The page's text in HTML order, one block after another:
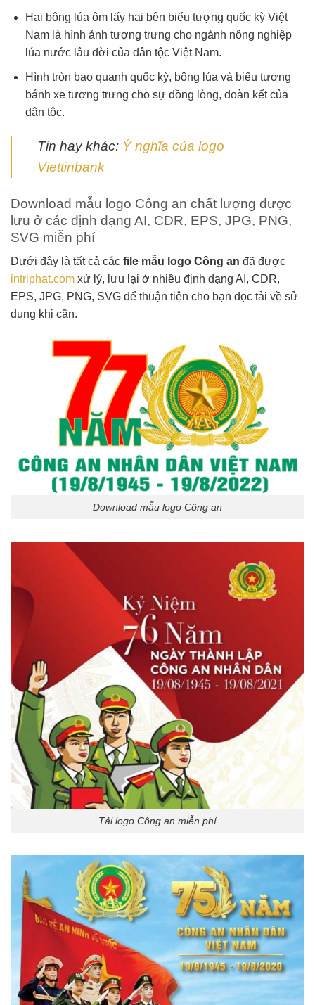
Hai bông lúa ôm lấy hai bên biểu tượng quốc kỳ Việt
Nam là hình ảnh tượng trưng cho ngành nông nghiệp
lúa nước lâu đời của dân tộc Việt Nam.
Hình tròn bao quanh quốc kỳ, bông lúa và biểu tượng
bánh xe tượng trưng cho sự đồng lòng, đoàn kết của
dân tộc.
Tin hay khác: Ý nghĩa của logo
Viettinbank
Download mẫu logo Công an chất lượng được
lưu ở các định dạng AI, CDR, EPS, JPG, PNG,
SVG miễn phí
Dưới đây là tất cả các file mẫu logo Công an đã được
intriphat.com xử lý, lưu lại ở nhiều định dạng AI, CDR,
EPS, JPG, PNG, SVG để thuận tiện cho bạn đọc tải về sử
dụng khi cần.
Download mẫu logo Công an
Tải logo Công an miễn phí